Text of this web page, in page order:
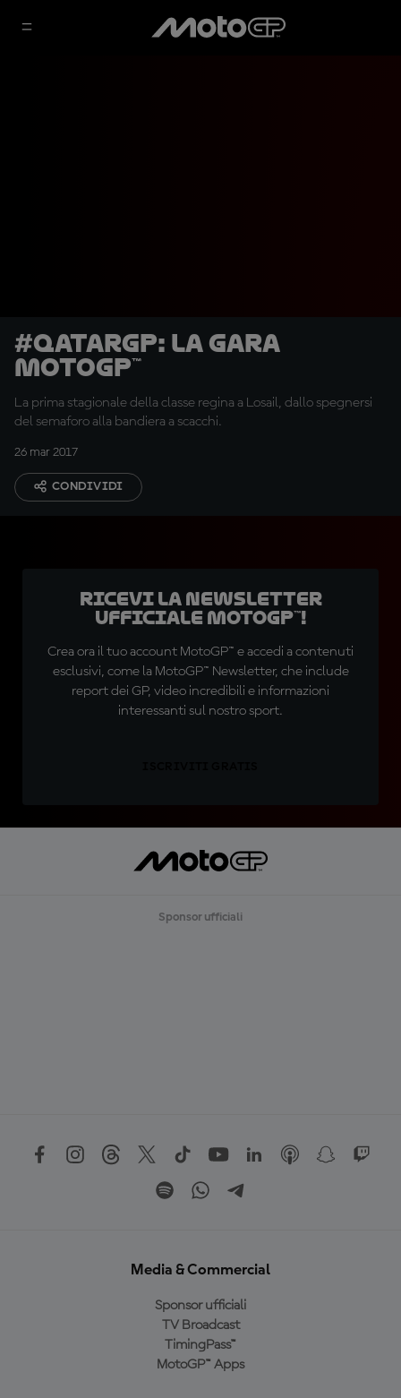
#QatarGP: la gara
MotoGP™
La prima stagionale della classe regina a Losail, dallo spegnersi
del semaforo alla bandiera a scacchi.
26 mar 2017
CONDIVIDI
Ricevi la newsletter
ufficiale MotoGP™!
Crea ora il tuo account MotoGP™ e accedi a contenuti
esclusivi, come la MotoGP™ Newsletter, che include
report dei GP, video incredibili e informazioni
interessanti sul nostro sport.
Sponsor ufficiali
Media & Commercial
Sponsor ufficiali
TV Broadcast
TimingPass™
MotoGP™ Apps